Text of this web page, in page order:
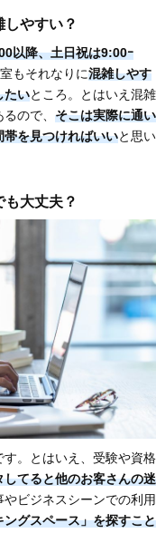
やすい？
以降、土日祝は9:00ｰ
もそれなりに混雑しやす
たいところ。とはいえ混雑
ので、 そこは実際に通い
を見つければいいと思い
大丈夫？
す。とはいえ、受験や資格
てると他のお客さんの迷
ビジネスシーンでの利用
グスペース」を探すこと